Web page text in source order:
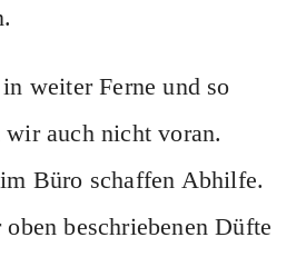
weiter Ferne und so
auch nicht voran.
Büro schaffen Abhilfe.
beschriebenen Düfte